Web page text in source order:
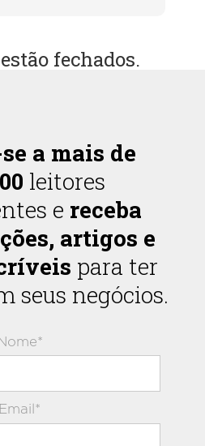
fechados.
a mais de
leitores
e receba
artigos e
para ter
seus negócios.
Email*